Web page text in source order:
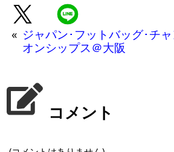
« ジャパン･フットバッグ･チ
オンシップス＠大阪
コメント